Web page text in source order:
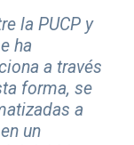
la PUCP y
ha
a través
forma, se
a
un